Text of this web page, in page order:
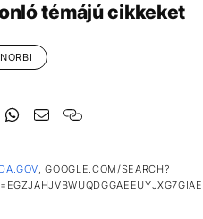
témájú cikkeket
, GOOGLE.COM/SEARCH?